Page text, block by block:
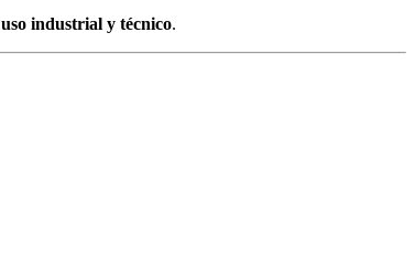
uso industrial y técnico.